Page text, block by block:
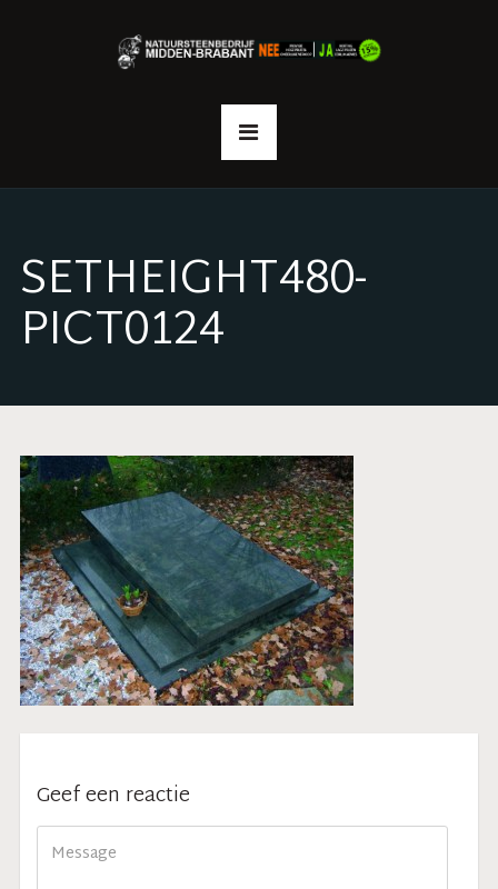
SETHEIGHT480-
PICT0124
Geef een reactie